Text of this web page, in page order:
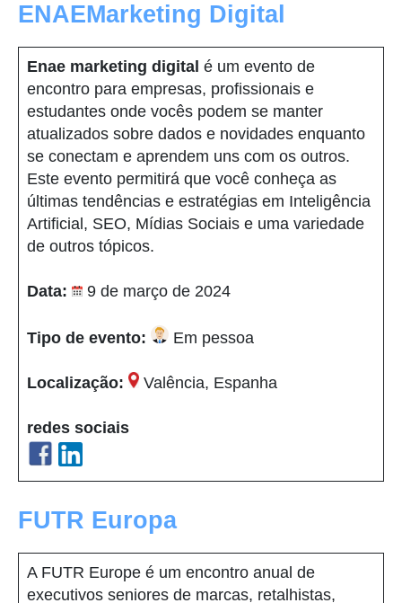
ENAEMarketing Digital
Enae marketing digital é um evento de
encontro para empresas, profissionais e
estudantes onde vocês podem se manter
atualizados sobre dados e novidades enquanto
se conectam e aprendem uns com os outros.
Este evento permitirá que você conheça as
últimas tendências e estratégias em Inteligência
Artificial, SEO, Mídias Sociais e uma variedade
de outros tópicos.
Data: 9 de março de 2024
Tipo de evento: Em pessoa
Localização: Valência, Espanha
redes sociais
FUTR Europa
A FUTR Europe é um encontro anual de
executivos seniores de marcas, retalhistas,